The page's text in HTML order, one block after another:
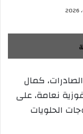
كمال
نعامة، على
الحلويات